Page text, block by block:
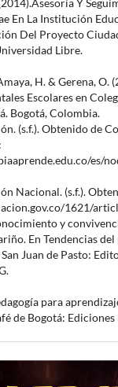
Y
En La Institución
Del Proyecto
Libre.
H. & Gerena, O.
Escolares en
Bogotá, Colombia.
(s.f.). Obtenido de
es/
Nacional. (s.f.).
1621/
y
En Tendencias del
Juan de Pasto:
para
de Bogotá: Ediciones